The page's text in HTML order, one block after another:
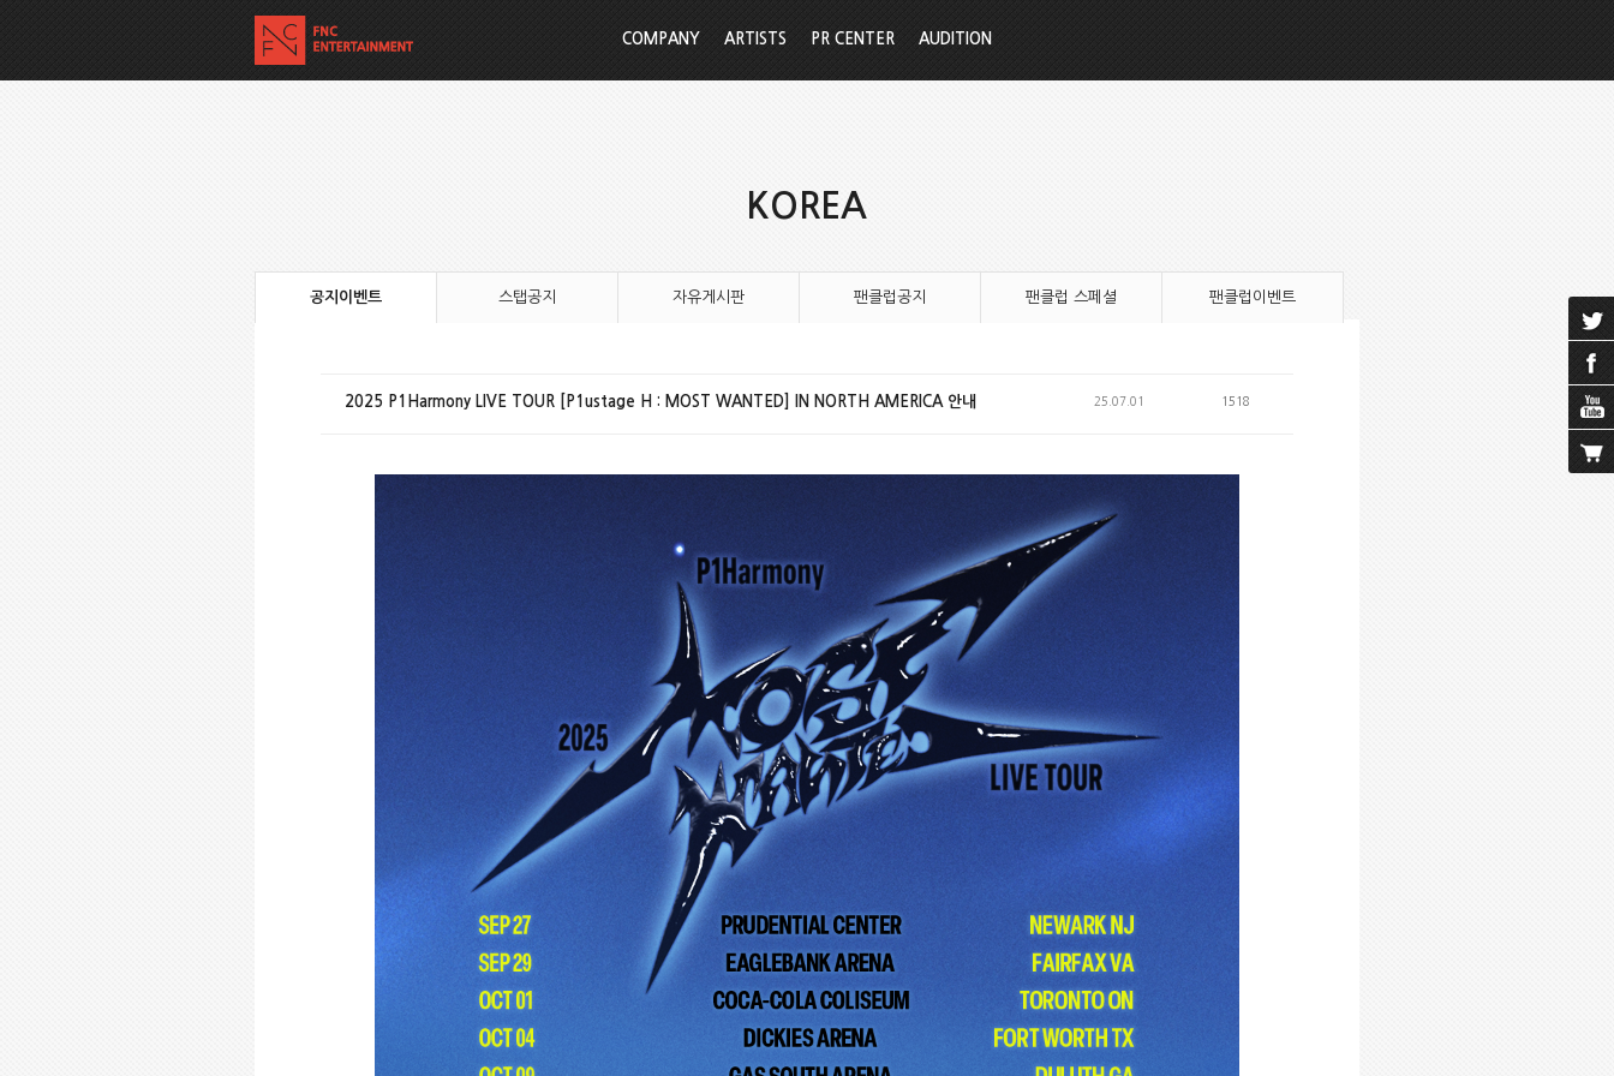
COMPANY ARTISTS PR CENTER AUDITION
KOREA
공지이벤트 스탭공지 자유게시판 팬클럽공지 팬클럽 스페셜 팬클럽이벤트
2025 P1Harmony LIVE TOUR [P1ustage H : MOST WANTED] IN NORTH AMERICA 안내 25.07.01 1518